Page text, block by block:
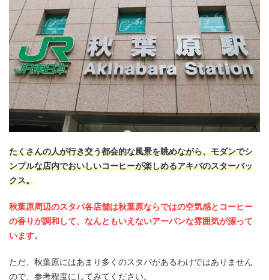
たくさんの人が行き交う都会的な風景を眺めながら、モダンでシ
ンプルな店内でおいしいコーヒーが楽しめるアキバのスターバッ
クス。
秋葉原周辺のスタバ各店舗は秋葉原ならではの空気感とコーヒー
の香りが調和して、なんともいえないアーバンな雰囲気が漂って
います。
ただ、秋葉原にはあまり多くのスタバがあるわけではありません
ので、参考程度にしてみてください。